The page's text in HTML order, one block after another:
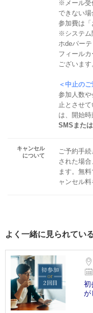
※メール受
できない
参加費は「
※システム
ホdeパー
フィール
ございま
＜中止の
参加人数
止とさせ
は、開始時
SMSまた
キャンセル
について
ご予約手
された場
ます。無
ャンセル料
よく一緒に見られてい
初
が